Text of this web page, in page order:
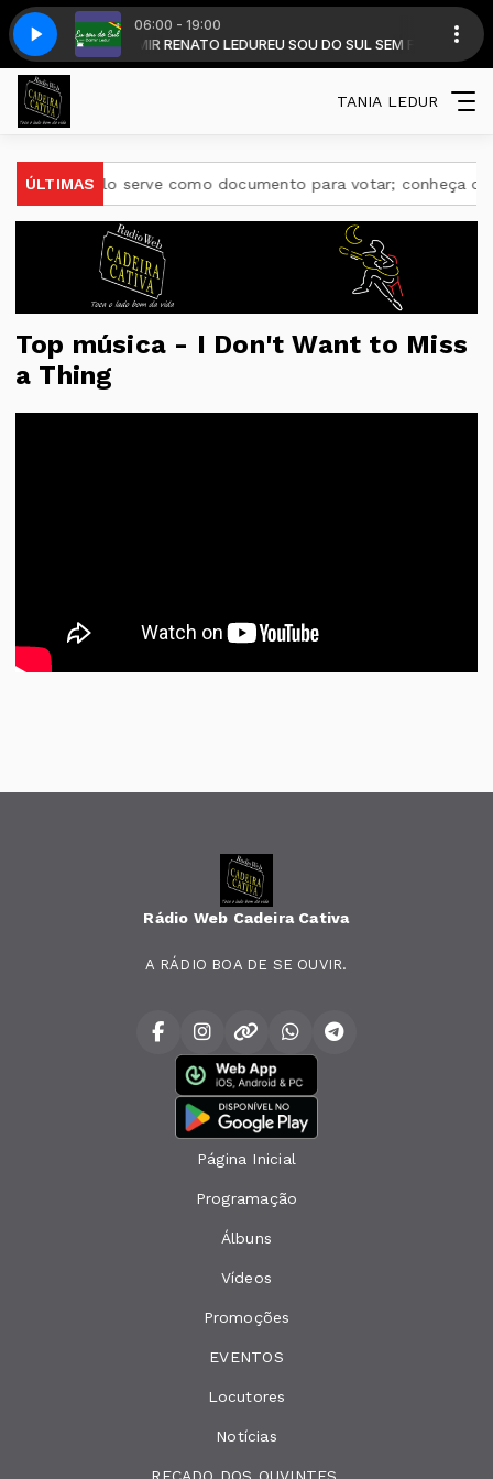
06:00 - 19:00
com DALMIR RENATO LEDUREU SOU DO SUL SEM FRONTEIRA
CANTAR ESSE GARRÃO BRASILEIRO - MIX 25310V VINHETA - NÀO ME
TANIA LEDUR
ÚLTIMAS
E-Título serve como documento para votar; conheça
Top música - I Don't Want to Miss
a Thing
Rádio Web Cadeira Cativa
A RÁDIO BOA DE SE OUVIR.
Página Inicial
Programação
Álbuns
Vídeos
Promoções
EVENTOS
Locutores
Notícias